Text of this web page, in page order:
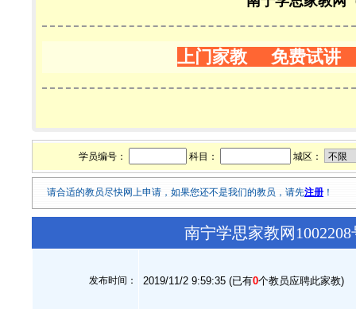
上门家教 免费试讲
学员编号： 科目： 城区：
请合适的教员尽快网上申请，如果您还不是我们的教员，请先注册 ！
南宁学思家教网
发布时间： 2019/11/2 9:59:35 (已有0个教员应聘此家教)